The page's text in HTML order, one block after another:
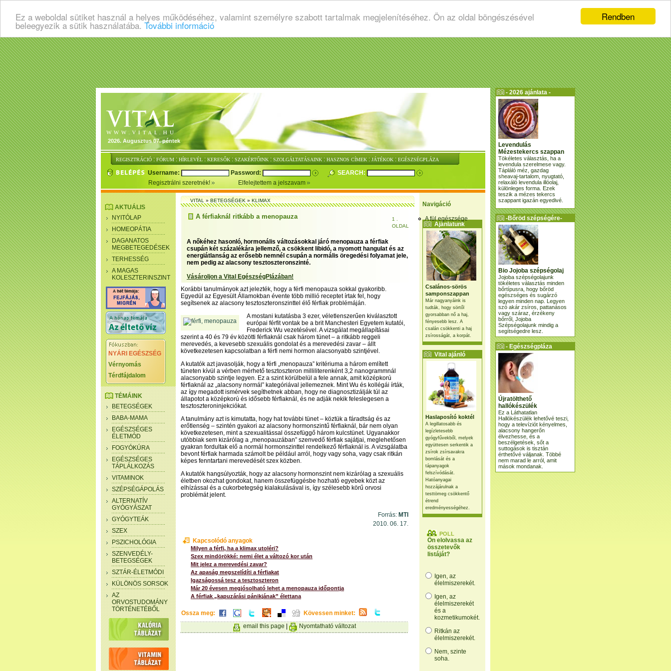
Rendben
Ez a weboldal sütiket használ a helyes működéséhez, valamint személyre szabott tartalmak megjelenítéséhez. Ön az oldal böngészésével
beleegyezik a sütik használatába. További információ
2026. Augusztus 07. péntek
REGISZTRÁCIÓ : FÓRUM : HÍRLEVÉL : KERESŐK : SZAKÉRTŐINK : SZOLGÁLTATÁSAINK : HASZNOS CÍMEK : JÁTÉKOK : EGÉSZSÉGPLÁZA
Username: Password:
SEARCH:
Regisztrálni szeretnék!
Elfelejtettem a jelszavam
Navigáció
A fül egészsége
Ajánlatunk
Csalános-sörös
samponszappan
Már nagyanyáink is
tudták, hogy sörtől
gyorsabban nő a haj,
fényesebb lesz. A
csalán csökkenti a haj
zsírosságát, a korpát.
Vital ajánló
Haslaposító koktél
A legillatosabb és
legízletesebb
gyógyfűvekből, melyek
együttesen serkentik a
zsírok zsírsavakra
bomlását és a
tápanyagok
felszívódását.
Hatóanyagai
hozzájárulnak a
testtömeg csökkentő
étrend
eredményességéhez.
POLL
Ön elolvassa az
összetevők
listáját?
Igen, az
élelmiszerekét.
Igen, az
élelmiszerekét
és a
kozmetikumokét.
Ritkán az
élelmiszerekét.
Nem, szinte
soha.
AKTUÁLIS
NYITÓLAP
HOMEOPÁTIA
DAGANATOS
MEGBETEGEDÉSEK
TERHESSÉG
A MAGAS
KOLESZTERINSZINT
NYÁRI EGÉSZSÉG
Vérnyomás
Térdfájdalom
TÉMÁINK
BETEGSÉGEK
BABA-MAMA
EGÉSZSÉGES
ÉLETMÓD
FOGYÓKÚRA
EGÉSZSÉGES
TÁPLÁLKOZÁS
VITAMINOK
SZÉPSÉGÁPOLÁS
ALTERNATÍV
GYÓGYÁSZAT
GYÓGYTEÁK
SZEX
PSZICHOLÓGIA
SZENVEDÉLY-
BETEGSÉGEK
SZTÁR-ÉLETMÓDI
KÜLÖNÖS SORSOK
AZ
ORVOSTUDOMÁNY
TÖRTÉNETÉBŐL
VITAL»BETEGSÉGEK»KLIMAX
A férfiaknál ritkább a menopauza
1 .
OLDAL
A nőkéhez hasonló, hormonális változásokkal járó menopauza a férfiak
csupán két százalékára jellemző, a csökkent libidó, a nyomott hangulat és az
energiátlanság az erősebb nemnél csupán a normális öregedési folyamat jele,
nem pedig az alacsony tesztoszteronszinté.
Vásároljon a Vital EgészségPlázában!
Korábbi tanulmányok azt jelezték, hogy a férfi menopauza sokkal gyakoribb.
Egyedül az Egyesült Államokban évente több millió receptet írtak fel, hogy
segítsenek az alacsony tesztoszteronszinttel élő férfiak problémáján.
A mostani kutatásba 3 ezer, véletlenszerűen kiválasztott
európai férfit vontak be a brit Manchesteri Egyetem kutatói,
Frederick Wu vezetésével. A vizsgálat megállapításai
szerint a 40 és 79 év közötti férfiaknál csak három tünet – a ritkább reggeli
merevedés, a kevesebb szexuális gondolat és a merevedési zavar – állt
következetesen kapcsolatban a férfi nemi hormon alacsonyabb szintjével.
A kutatók azt javasolják, hogy a férfi „menopauza” kritériuma a három említett
tüneten kívül a vérben mérhető tesztoszteron milliliterenként 3,2 nanogrammnál
alacsonyabb szintje legyen. Ez a szint körülbelül a fele annak, amit középkorú
férfiaknál az „alacsony normál” kategóriával jellemeznek. Mint Wu és kollégái írták,
az így megadott ismérvek segíthetnek abban, hogy ne diagnosztizálják túl az
állapotot a középkorú és idősebb férfiaknál, és ne adják nekik feleslegesen a
tesztoszteroninjekciókat.
A tanulmány azt is kimutatta, hogy hat további tünet – köztük a fáradtság és az
erőtlenség – szintén gyakori az alacsony hormonszintű férfiaknál, bár nem olyan
következetesen, mint a szexualitással összefüggő három kulcstünet. Ugyanakkor
utóbbiak sem kizárólag a „menopauzában” szenvedő férfiak sajátjai, meglehetősen
gyakran fordultak elő a normál hormonszinttel rendelkező férfiaknál is. A vizsgálatba
bevont férfiak harmada számolt be például arról, hogy vagy soha, vagy csak ritkán
képes fenntartani merevedését szex közben.
A kutatók hangsúlyozták, hogy az alacsony hormonszint nem kizárólag a szexuális
életben okozhat gondokat, hanem összefüggésbe hozható egyebek közt az
elhízással és a cukorbetegség kialakulásával is, így szélesebb körű orvosi
problémát jelent.
Forrás: MTI
2010. 06. 17.
Kapcsolódó anyagok
Milyen a férfi, ha a klimax utoléri?
Szex mindörökké: nemi élet a változó kor után
Mit jelez a merevedési zavar?
Az apaság megszelídíti a férfiakat
Igazságossá tesz a tesztoszteron
Már 20 évesen megjósolható lehet a menopauza időpontja
A férfiak „kapuzárási pánikjának” élettana
Ossza meg:
Kövessen minket:
email this page
Nyomtatható változat
- 2026 ajánlata -
Levendulás
Mézestekercs szappan
Tökéletes választás, ha a
levendula szerelmese vagy.
Tápláló méz, gazdag
sheavaj-tartalom, nyugtató,
relaxáló levendula illóolaj,
különleges forma. Ezek
teszik a mézes tekercs
szappant igazán egyedivé.
-Bőröd szépségére-
Bio Jojoba szépségolaj
Jojoba szépségolajunk
tökéletes választás minden
bőrtípusra, hogy bőröd
egészséges és sugárzó
legyen minden nap. Legyen
szó akár zsíros, pattanásos
vagy száraz, érzékeny
bőrről, Jojoba
Szépségolajunk mindig a
segítségedre lesz.
- Egészségpláza
ajánlatunk -
Újratölthető
hallókészülék
Ez a Láthatatlan
Hallókészülék lehetővé teszi,
hogy a televíziót kényelmes,
alacsony hangerőn
élvezhesse, és a
beszélgetések, sőt a
suttogások is tisztán
érthetővé váljanak. Többé
nem marad le arról, amit
mások mondanak.